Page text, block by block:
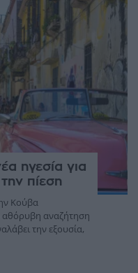
ηγεσία για
πίεση
Κούβα
αθόρυβη αναζήτηση
την εξουσία,